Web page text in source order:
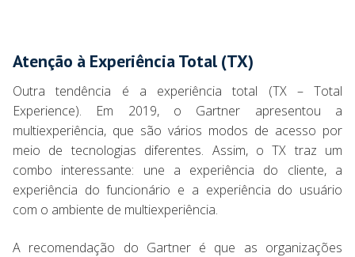
Atenção à Experiência Total (TX)
Outra tendência é a experiência total (TX – Total
Experience). Em 2019, o Gartner apresentou a
multiexperiência, que são vários modos de acesso por
meio de tecnologias diferentes. Assim, o TX traz um
combo interessante: une a experiência do cliente, a
experiência do funcionário e a experiência do usuário
com o ambiente de multiexperiência.
A recomendação do Gartner é que as organizações